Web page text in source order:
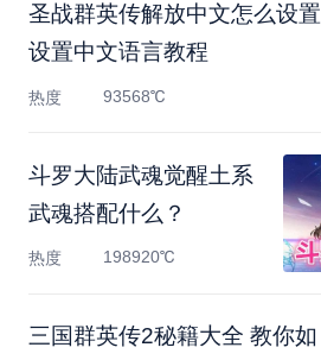
圣战群英传解放中文怎么设置
设置中文语言教程
热度 93568℃
斗罗大陆武魂觉醒土系
武魂搭配什么？
热度 198920℃
三国群英传2秘籍大全 教你如